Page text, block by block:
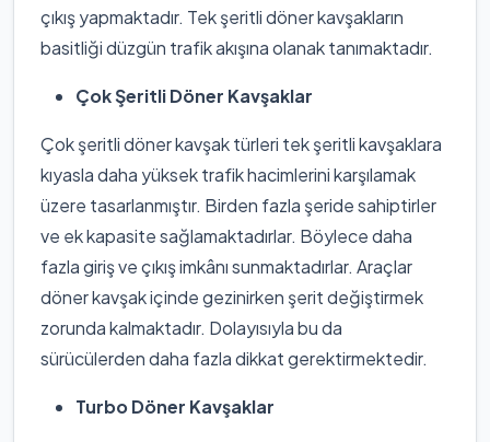
çıkış yapmaktadır. Tek şeritli döner kavşakların
basitliği düzgün trafik akışına olanak tanımaktadır.
Çok Şeritli Döner Kavşaklar
Çok şeritli döner kavşak türleri tek şeritli kavşaklara
kıyasla daha yüksek trafik hacimlerini karşılamak
üzere tasarlanmıştır. Birden fazla şeride sahiptirler
ve ek kapasite sağlamaktadırlar. Böylece daha
fazla giriş ve çıkış imkânı sunmaktadırlar. Araçlar
döner kavşak içinde gezinirken şerit değiştirmek
zorunda kalmaktadır. Dolayısıyla bu da
sürücülerden daha fazla dikkat gerektirmektedir.
Turbo Döner Kavşaklar